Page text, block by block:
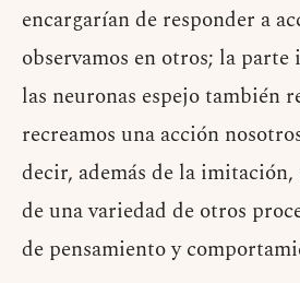
encargarían de responder a
observamos en otros; la parte
las neuronas espejo también
recreamos una acción
decir, además de la imitación,
de una variedad de otros
de pensamiento y